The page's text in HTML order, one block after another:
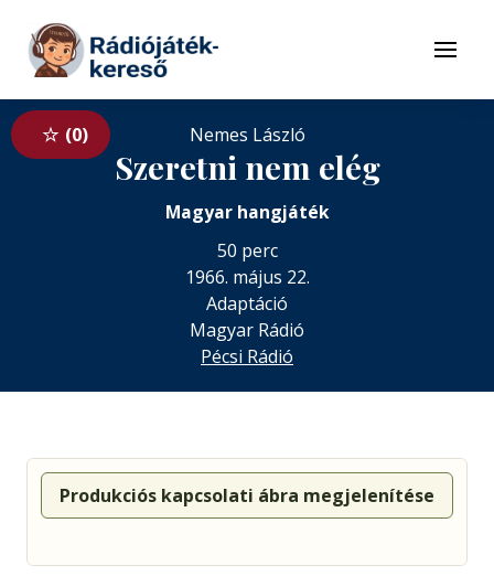
Tovább a tartalomhoz
Menü
0 Nemes László
Szeretni nem elég
Magyar hangjáték
50 perc
1966. május 22.
Adaptáció
Magyar Rádió
Pécsi Rádió
Produkciós kapcsolati ábra megjelenítése